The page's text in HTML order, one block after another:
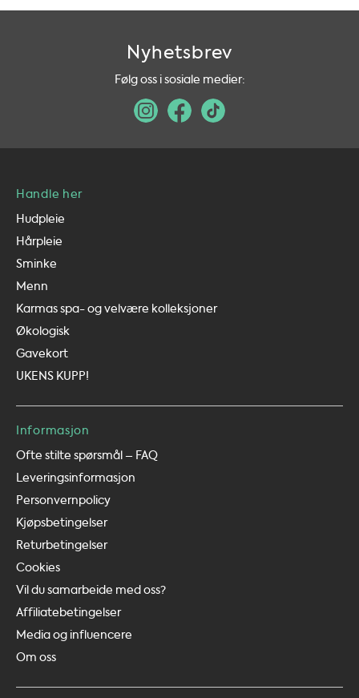
Nyhetsbrev
Følg oss i sosiale medier:
Handle her
Hudpleie
Hårpleie
Sminke
Menn
Karmas spa- og velvære kolleksjoner
Økologisk
Gavekort
UKENS KUPP!
Informasjon
Ofte stilte spørsmål – FAQ
Leveringsinformasjon
Personvernpolicy
Kjøpsbetingelser
Returbetingelser
Cookies
Vil du samarbeide med oss?
Affiliatebetingelser
Media og influencere
Om oss